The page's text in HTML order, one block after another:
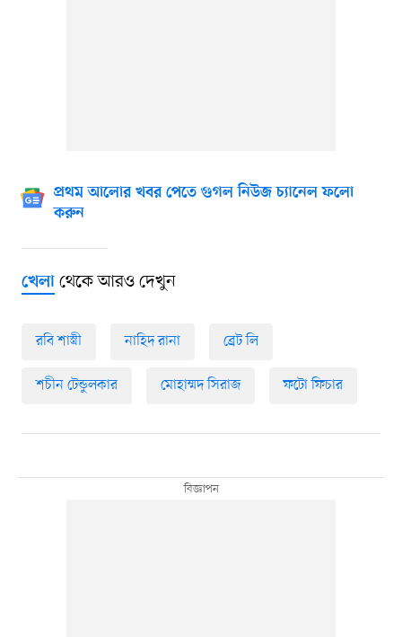
প্রথম আলোর খবর পেতে গুগল নিউজ চ্যানেল ফলো
করুন
খেলাথেকে আরও দেখুন
রবি শাস্ত্রী নাহিদ রানা ব্রেট লি
শচীন টেন্ডুলকার মোহাম্মদ সিরাজ ফটো ফিচার